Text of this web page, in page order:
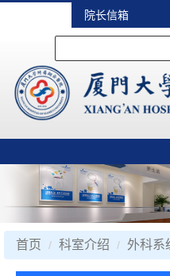
院长信箱
首页 科室介绍 外科系